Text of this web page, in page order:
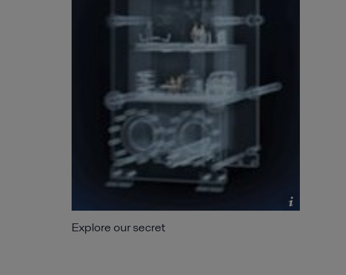
Explore our secret